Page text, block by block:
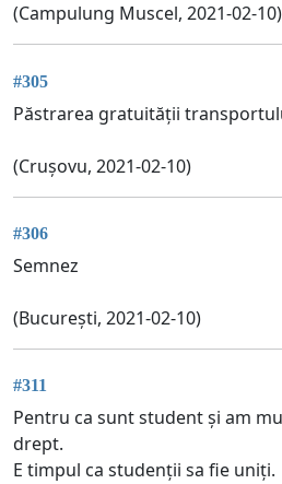
(Campulung Muscel, 2021-02-10)
#305
Păstrarea gratuității
(Crușovu, 2021-02-10)
#306
Semnez
(București, 2021-02-10)
#311
Pentru ca sunt student și am
drept.
E timpul ca studenții sa fie uniți.